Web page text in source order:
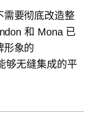
需要彻底改造整
和 Mona 已
形象的
够无缝集成的平